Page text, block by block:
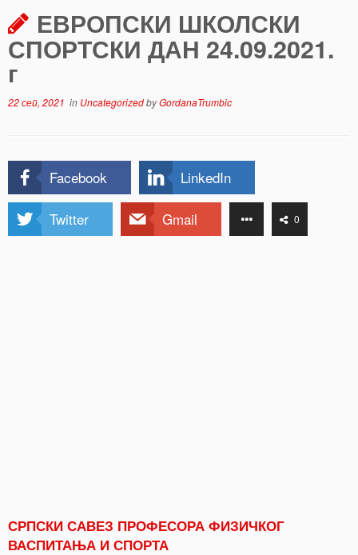
ЕВРОПСКИ ШКОЛСКИ
СПОРТСКИ ДАН 24.09.2021.
г
22 сеп, 2021 in UncategorizedbyGordanaTrumbic
Facebook LinkedIn
Twitter Gmail 0
СРПСКИ САВЕЗ ПРОФЕСОРА ФИЗИЧКОГ
ВАСПИТАЊА И СПОРТА